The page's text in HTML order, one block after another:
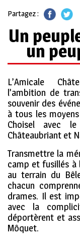
Partagez :
Un
un
L’Amicale
l’ambition de
souvenir des
à tous les
Choisel avec
Châteaubriant et
Transmettre la
camp et fusillés à
au terrain du
chacun
drames. Il est
avec la
déportèrent et
Môquet.